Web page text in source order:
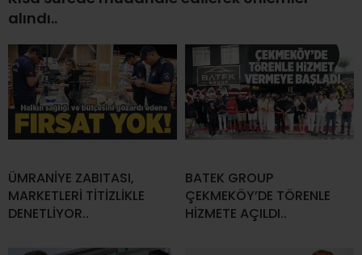
alındı..
ÜMRANİYE ZABITASI,
MARKETLERİ TİTİZLİKLE
DENETLİYOR..
BATEK GROUP
ÇEKMEKÖY’DE TÖRENLE
HİZMETE AÇILDI..